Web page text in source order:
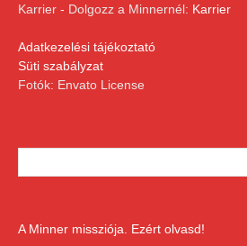
Karrier - Dolgozz a Minnernél: Karrier
Adatkezelési tájékoztató
Süti szabályzat
Fotók: Envato License
A Minner missziója. Ezért olvasd!